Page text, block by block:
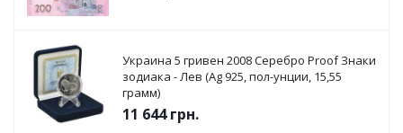
Украина 5 гривен 2008 Серебро Proof Знаки
зодиака - Лев (Ag 925, пол-унции, 15,55
грамм)
11 644грн.